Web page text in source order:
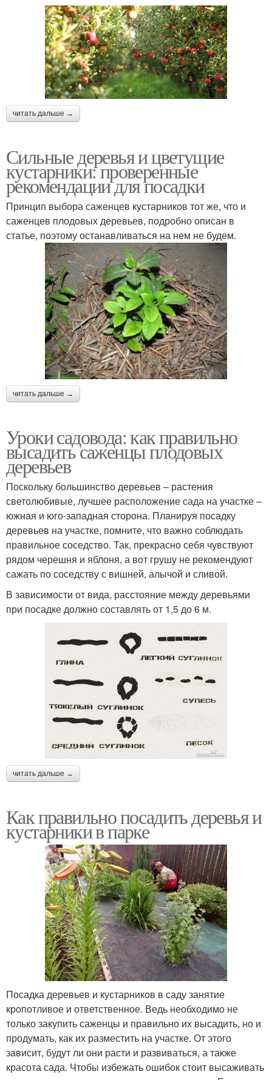
читать дальше →
Сильные деревья и цветущие
кустарники: проверенные
рекомендации для посадки
Принцип выбора саженцев кустарников тот же, что и
саженцев плодовых деревьев, подробно описан в
статье, поэтому останавливаться на нем не будем.
читать дальше →
Уроки садовода: как правильно
высадить саженцы плодовых
деревьев
Поскольку большинство деревьев – растения
светолюбивые, лучшее расположение сада на участке –
южная и юго-западная сторона. Планируя посадку
деревьев на участке, помните, что важно соблюдать
правильное соседство. Так, прекрасно себя чувствуют
рядом черешня и яблоня, а вот грушу не рекомендуют
сажать по соседству с вишней, алычой и сливой.
В зависимости от вида, расстояние между деревьями
при посадке должно составлять от 1,5 до 6 м.
читать дальше →
Как правильно посадить деревья и
кустарники в парке
Посадка деревьев и кустарников в саду занятие
кропотливое и ответственное. Ведь необходимо не
только закупить саженцы и правильно их высадить, но и
продумать, как их разместить на участке. От этого
зависит, будут ли они расти и развиваться, а также
красота сада. Чтобы избежать ошибок стоит высаживать